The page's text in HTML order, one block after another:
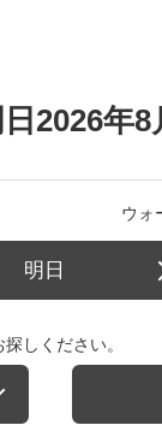
2026年
ウォ
明日
しください。